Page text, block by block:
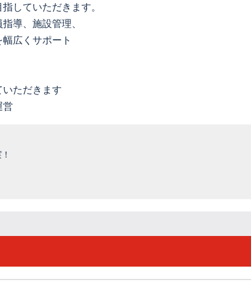
していただきます。
導、施設管理、
広くサポート
いただきます
営